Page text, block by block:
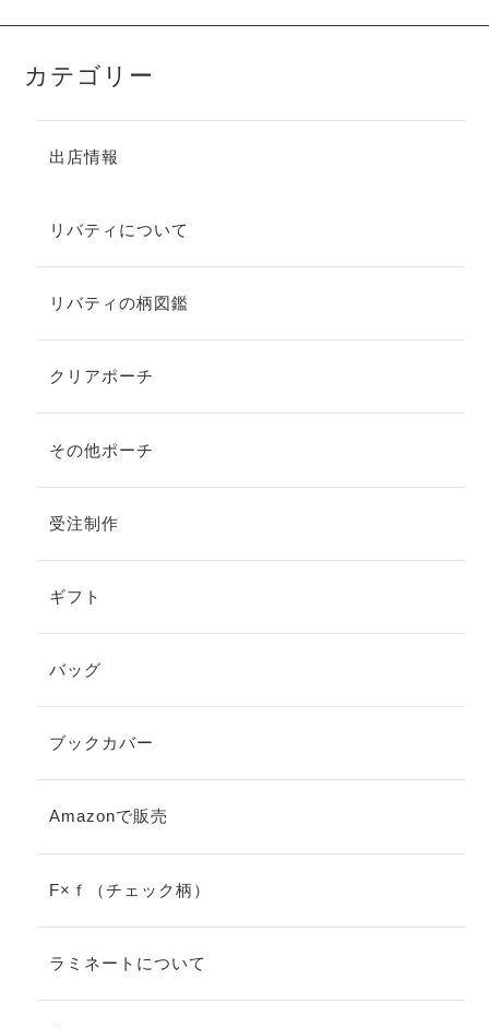
カテゴリー
出店情報
リバティについて
リバティの柄図鑑
クリアポーチ
その他ポーチ
受注制作
ギフト
バッグ
ブックカバー
Amazonで販売
F×ｆ（チェック柄）
ラミネートについて